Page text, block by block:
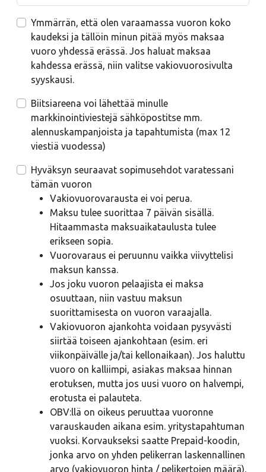
Ymmärrän, että olen varaamassa vuoron koko
kaudeksi ja tällöin minun pitää myös maksaa
vuoro yhdessä erässä. Jos haluat maksaa
kahdessa erässä, niin valitse vakiovuorosivulta
syyskausi.
Biitsiareena voi lähettää minulle
markkinointiviestejä sähköpostitse mm.
alennuskampanjoista ja tapahtumista (max 12
viestiä vuodessa)
Hyväksyn seuraavat sopimusehdot varatessani
tämän vuoron
Vakiovuorovarausta ei voi perua.
Maksu tulee suorittaa 7 päivän sisällä.
Hitaammasta maksuaikataulusta tulee
erikseen sopia.
Vuorovaraus ei peruunnu vaikka viivyttelisi
maksun kanssa.
Jos joku vuoron pelaajista ei maksa
osuuttaan, niin vastuu maksun
suorittamisesta on vuoron varaajalla.
Vakiovuoron ajankohta voidaan pysyvästi
siirtää toiseen ajankohtaan (esim. eri
viikonpäivälle ja/tai kellonaikaan). Jos haluttu
vuoro on kalliimpi, asiakas maksaa hinnan
erotuksen, mutta jos uusi vuoro on halvempi,
erotusta ei palauteta.
OBV:llä on oikeus peruuttaa vuoronne
varauskauden aikana esim. yritystapahtuman
vuoksi. Korvaukseksi saatte Prepaid-koodin,
jonka arvo on yhden pelikerran laskennallinen
arvo (vakiovuoron hinta / pelikertojen määrä).